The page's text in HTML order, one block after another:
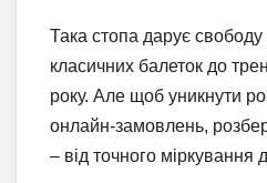
Така стопа дарує свободу
класичних балеток до
року. Але щоб уникнути
онлайн-замовлень,
– від точного міркування